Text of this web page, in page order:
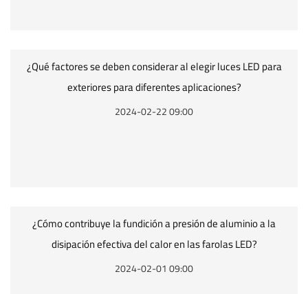
¿Qué factores se deben considerar al elegir luces LED para
exteriores para diferentes aplicaciones?
2024-02-22 09:00
¿Cómo contribuye la fundición a presión de aluminio a la
disipación efectiva del calor en las farolas LED?
2024-02-01 09:00